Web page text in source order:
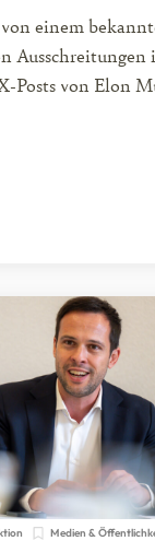
einem
Ausschreitungen
Posts von Elon
Medien &